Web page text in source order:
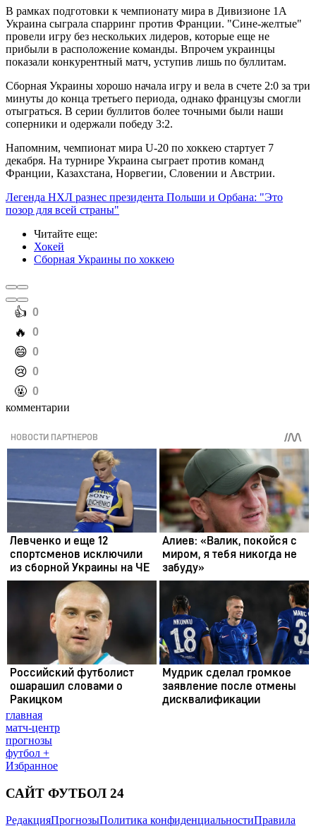
В рамках подготовки к чемпионату мира в Дивизионе 1A
Украина сыграла спарринг против Франции. "Сине-желтые"
провели игру без нескольких лидеров, которые еще не
прибыли в расположение команды. Впрочем украинцы
показали конкурентный матч, уступив лишь по буллитам.
Сборная Украины хорошо начала игру и вела в счете 2:0 за три
минуты до конца третьего периода, однако французы смогли
отыграться. В серии буллитов более точными были наши
соперники и одержали победу 3:2.
Напомним, чемпионат мира U-20 по хоккею стартует 7
декабря. На турнире Украина сыграет против команд
Франции, Казахстана, Норвегии, Словении и Австрии.
Легенда НХЛ разнес президента Польши и Орбана: "Это
позор для всей страны"
Читайте еще:
Хокей
Сборная Украины по хоккею
️👍 0
️🔥 0
️😄 0
️😢 0
️🤬 0
комментарии
главная
матч-центр
прогнозы
футбол +
Избранное
САЙТ ФУТБОЛ 24
РедакцияПрогнозыПолитика конфиденциальностиПравила